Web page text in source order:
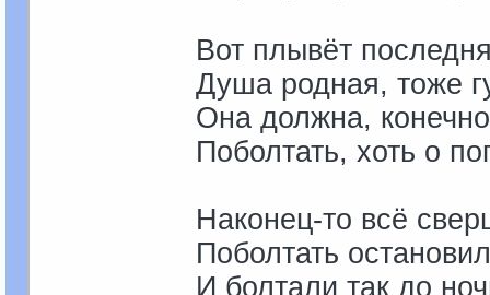
Вот плывёт
Душа родная, тоже
Она должна,
Поболтать, хоть о
Наконец-то всё
Поболтать
И болтали так до